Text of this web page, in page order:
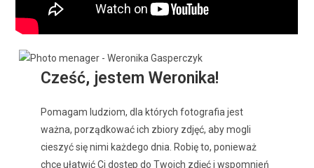
Cześć, jestem Weronika!
Pomagam ludziom, dla których fotografia jest
ważna, porządkować ich zbiory zdjęć, aby mogli
cieszyć się nimi każdego dnia. Robię to, ponieważ
chcę ułatwić Ci dostęp do Twoich zdjęć i wspomnień